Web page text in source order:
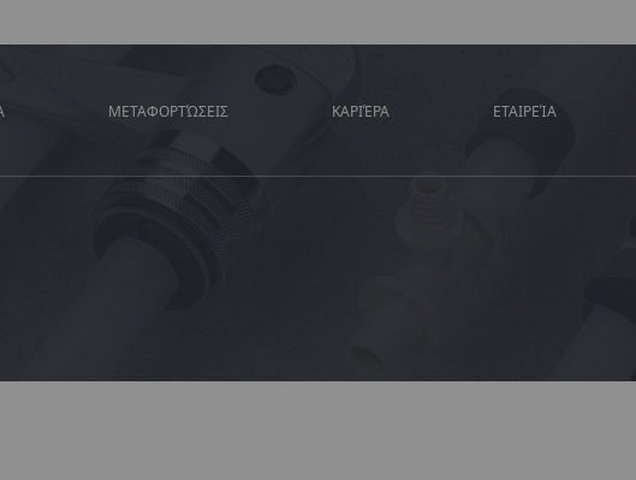
ΜΕΤΑΦΟΡΤΏΣΕΙΣ ΚΑΡΙΈΡΑ ΕΤΑΙΡΕΊΑ